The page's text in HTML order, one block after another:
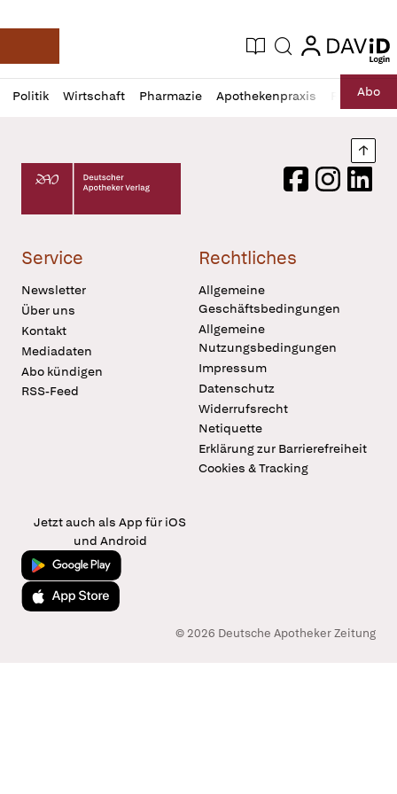
Deutsche Apotheker Zeitung
Aktuelle Ausgabe
Suche login
login
Politik Wirtschaft Pharmazie Apothekenpraxis RechtAbo
Profil
öffnen
Daz
Pur
Deutscher Apotheker Verlag Logo
FacebookInstagram
Service
Newsletter
Über uns
Kontakt
Mediadaten
Abo kündigen
RSS-Feed
Rechtliches
Allgemeine
Geschäftsbedingungen
Allgemeine
Nutzungsbedingungen
Impressum
Datenschutz
Widerrufsrecht
Netiquette
Erklärung zur Barrierefreiheit
Cookies & Tracking
Jetzt auch als App für iOS
und Android
Jetzt bei Google Play
Laden im App Store
© 2026 Deutsche Apotheker Zeitung